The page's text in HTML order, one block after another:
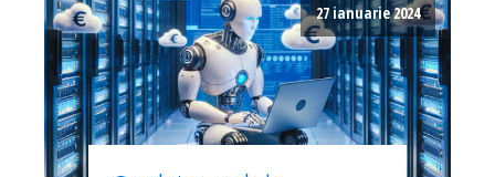
27 ianuarie 2024